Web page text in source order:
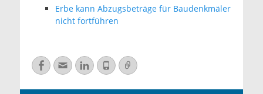
Erbe kann Abzugsbeträge für Baudenkmäler
nicht fortführen
Facebook
E-
Mail
LinkedIn
TelefonVerknüpfung